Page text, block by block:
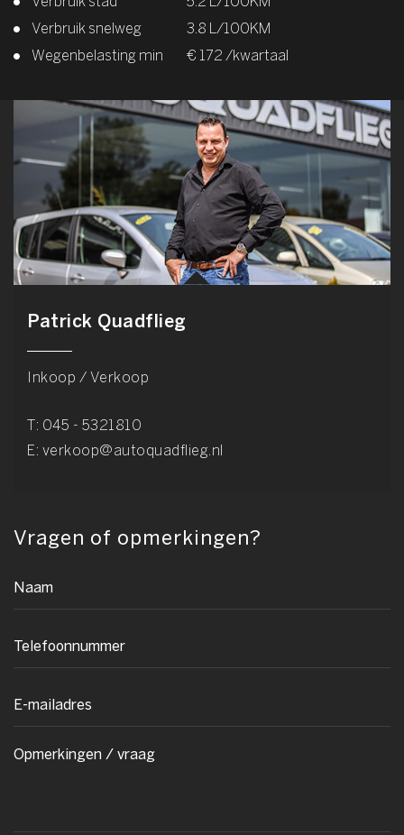
Verbruik snelweg
3.8 L/100KM
Wegenbelasting min
€ 172 /kwartaal
Patrick Quadflieg
Inkoop / Verkoop
T: 045 - 5321810
E: verkoop@autoquadflieg.nl
Vragen of opmerkingen?